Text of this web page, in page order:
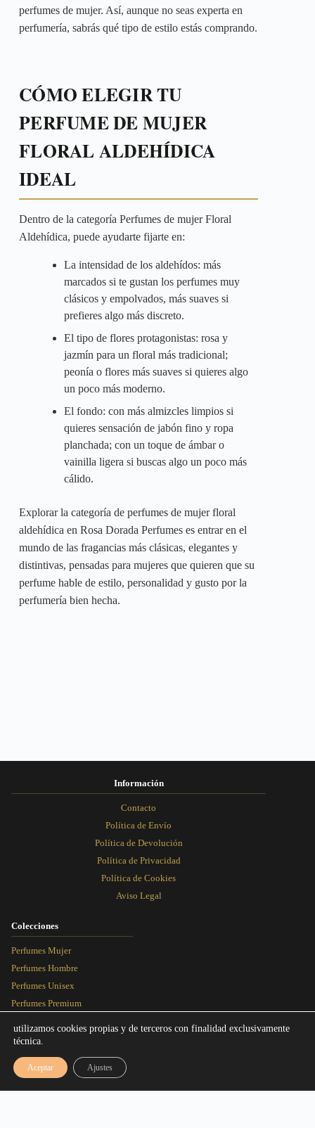
perfumes de mujer. Así, aunque no seas experta en
perfumería, sabrás qué tipo de estilo estás comprando.
CÓMO ELEGIR TU
PERFUME DE MUJER
FLORAL ALDEHÍDICA
IDEAL
Dentro de la categoría Perfumes de mujer Floral
Aldehídica, puede ayudarte fijarte en:
La intensidad de los aldehídos: más
marcados si te gustan los perfumes muy
clásicos y empolvados, más suaves si
prefieres algo más discreto.
El tipo de flores protagonistas: rosa y
jazmín para un floral más tradicional;
peonía o flores más suaves si quieres algo
un poco más moderno.
El fondo: con más almizcles limpios si
quieres sensación de jabón fino y ropa
planchada; con un toque de ámbar o
vainilla ligera si buscas algo un poco más
cálido.
Explorar la categoría de perfumes de mujer floral
aldehídica en Rosa Dorada Perfumes es entrar en el
mundo de las fragancias más clásicas, elegantes y
distintivas, pensadas para mujeres que quieren que su
perfume hable de estilo, personalidad y gusto por la
perfumería bien hecha.
Información
Contacto
Política de Envío
Política de Devolución
Política de Privacidad
Política de Cookies
Aviso Legal
Colecciones
Perfumes Mujer
Perfumes Hombre
Perfumes Unisex
Perfumes Premium
Artículos
Equivalencias
utilizamos cookies propias y de terceros con finalidad exclusivamente
técnica.
Aceptar Ajustes